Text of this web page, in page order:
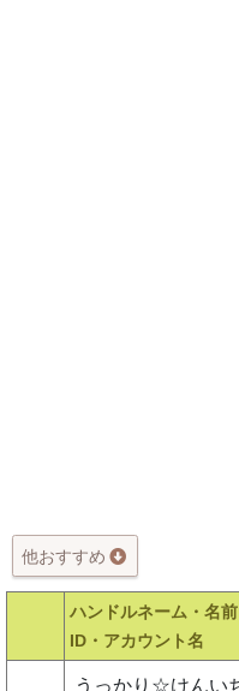
他おすすめ
ハンドルネーム・名
ID・アカウント名
うっかり☆けんい